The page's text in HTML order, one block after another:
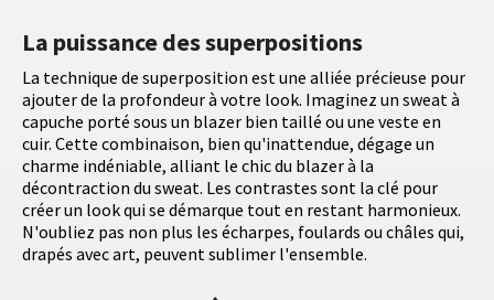
La puissance des superpositions
La technique de superposition est une alliée précieuse pour
ajouter de la profondeur à votre look. Imaginez un sweat à
capuche porté sous un blazer bien taillé ou une veste en
cuir. Cette combinaison, bien qu'inattendue, dégage un
charme indéniable, alliant le chic du blazer à la
décontraction du sweat. Les contrastes sont la clé pour
créer un look qui se démarque tout en restant harmonieux.
N'oubliez pas non plus les écharpes, foulards ou châles qui,
drapés avec art, peuvent sublimer l'ensemble.